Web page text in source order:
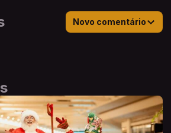
Novo comentário